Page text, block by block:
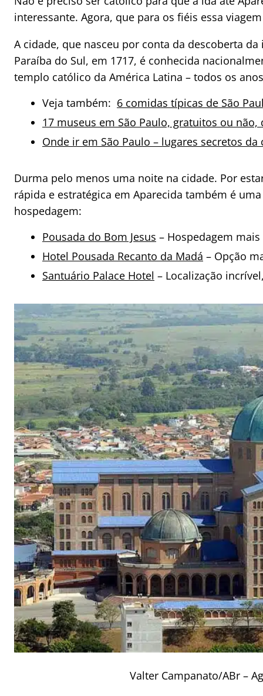
interessante. Agora, que para os fiéis essa
A cidade, que nasceu por conta da descoberta
Paraíba do Sul, em 1717, é conhecida
templo católico da América Latina – todos os
Veja também: 6 comidas típicas de São
17 museus em São Paulo, gratuitos ou não,
Onde ir em São Paulo – lugares secretos
Durma pelo menos uma noite na cidade. Por
rápida e estratégica em Aparecida também é
hospedagem:
Pousada do Bom Jesus – Hospedagem
Hotel Pousada Recanto da Madá – Opção
Santuário Palace Hotel – Localização
Valter Campanato/ABr–